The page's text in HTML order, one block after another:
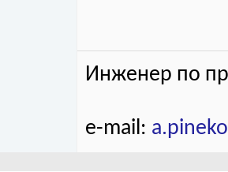
Инженер по
e-mail: